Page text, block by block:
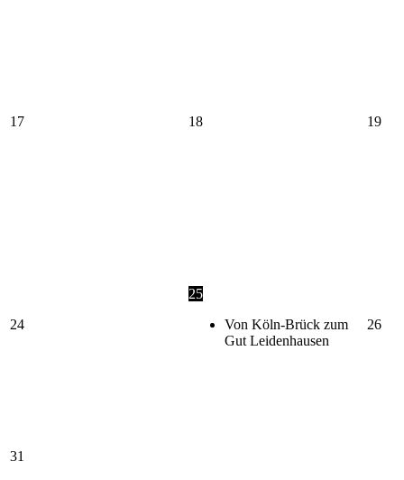
17 18 19
24
25
Von Köln-Brück zum
Gut Leidenhausen
26
31